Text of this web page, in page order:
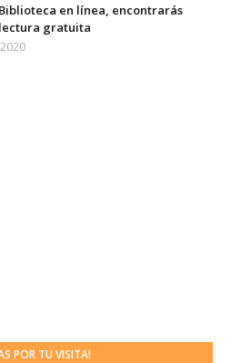
en línea, encontrarás
gratuita
POR TU VISITA!